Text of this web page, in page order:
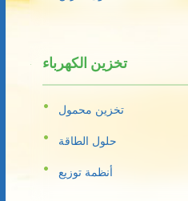
تخزين الكهرباء
تخزين محمول
حلول الطاقة
أنظمة توزيع